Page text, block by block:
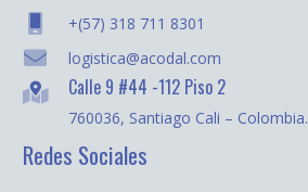
+(57) 318 711 8301
logistica@acodal.com
Calle 9 #44 -112 Piso 2
760036, Santiago Cali – Colombia.
Redes Sociales